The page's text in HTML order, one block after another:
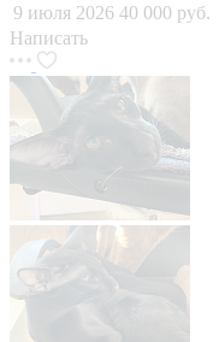
9 июля 2026 40 000 руб.
Написать